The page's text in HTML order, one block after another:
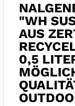
Gravur
möglich
Menge
"WH
AUS
0,5